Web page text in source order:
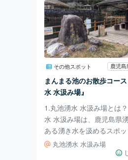
らなる森は、四季折々に
す。自分は夏に行ったの
びえ立つ木々の隙間から
歩く道を照らし、すぐ傍
から聞こえる水流の音で
ます。 夏もいいですが、
が咲いてワラビや木の実
ことができます。11月下
市悠久の
その他スポット 鹿児
まんまる池のお散歩コー
水 水汲み場』
1.丸池湧水 水汲み場とは
水 水汲み場は、鹿児島県
ある湧き水を汲めるスポ
日本名水百選にも選ばれて
い有名な場所です。 2.行
丸池湧水 水汲み場